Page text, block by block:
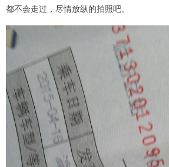
都不会走过，尽情放纵的拍照吧。